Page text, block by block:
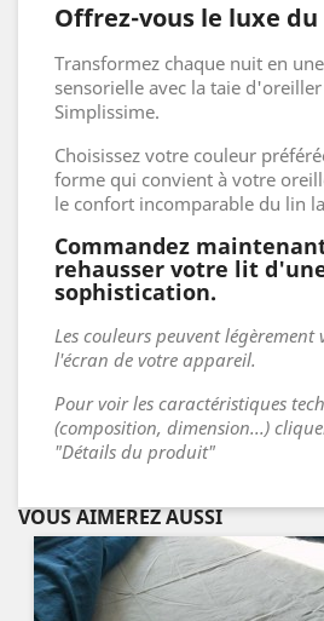
Offrez-vous le luxe
Transformez chaque nuit en
sensorielle avec la taie
Simplissime.
Choisissez votre couleur
forme qui convient à votre
le confort incomparable du lin
Commandez
rehausser votre lit
sophistication.
Les couleurs peuvent
l'écran de votre appareil.
Pour voir les caractéristiques
(composition, dimension...)
"Détails du produit"
VOUS AIMEREZ AUSSI